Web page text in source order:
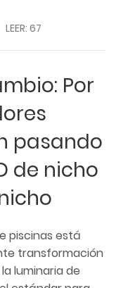
LEER: 67
Por
pasando
de nicho
piscinas está
transformación
luminaria de